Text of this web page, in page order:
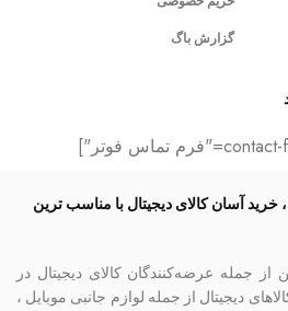
گزارش باگ
آسان کالای دیجیتال با مناسب ترین
جمله عرضه‌کنندگان کالای دیجیتال در
دیجیتال از جمله لوازم جانبی موبایل ،